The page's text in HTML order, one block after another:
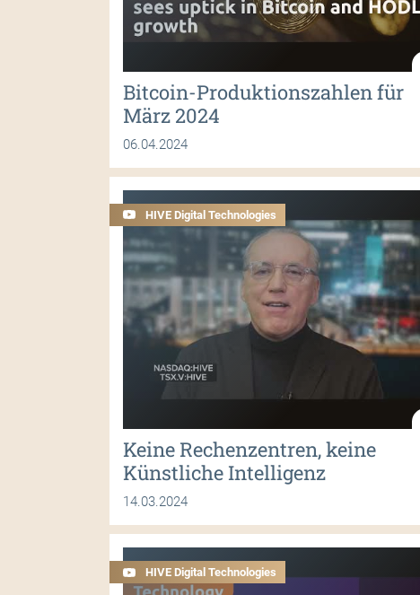
Bitcoin-Produktionszahlen für
März 2024
06.04.2024
HIVE Digital Technologies
Keine Rechenzentren, keine
Künstliche Intelligenz
14.03.2024
HIVE Digital Technologies